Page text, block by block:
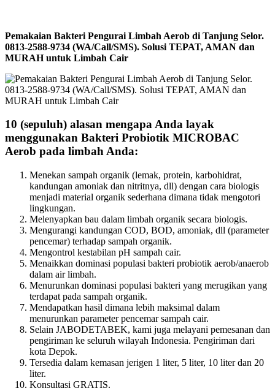
Pemakaian Bakteri Pengurai Limbah Aerob di Tanjung Selor.
0813-2588-9734 (WA/Call/SMS). Solusi TEPAT, AMAN dan
MURAH untuk Limbah Cair
10 (sepuluh) alasan mengapa Anda layak
menggunakan Bakteri Probiotik MICROBAC
Aerob pada limbah Anda:
Menekan sampah organik (lemak, protein, karbohidrat,
kandungan amoniak dan nitritnya, dll) dengan cara biologis
menjadi material organik sederhana dimana tidak mengotori
lingkungan.
Melenyapkan bau dalam limbah organik secara biologis.
Mengurangi kandungan COD, BOD, amoniak, dll (parameter
pencemar) terhadap sampah organik.
Mengontrol kestabilan pH sampah cair.
Menaikkan dominasi populasi bakteri probiotik aerob/anaerob
dalam air limbah.
Menurunkan dominasi populasi bakteri yang merugikan yang
terdapat pada sampah organik.
Mendapatkan hasil dimana lebih maksimal dalam
menurunkan parameter pencemar sampah cair.
Selain JABODETABEK, kami juga melayani pemesanan dan
pengiriman ke seluruh wilayah Indonesia. Pengiriman dari
kota Depok.
Tersedia dalam kemasan jerigen 1 liter, 5 liter, 10 liter dan 20
liter.
Konsultasi GRATIS.